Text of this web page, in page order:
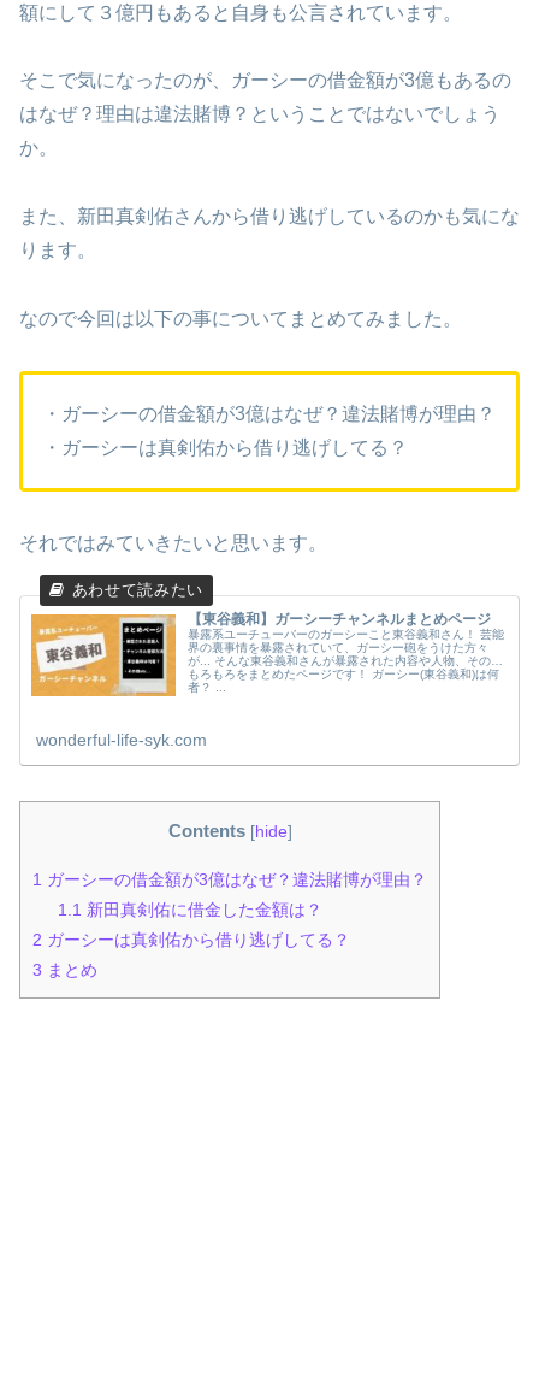
額にして３億円もあると自身も公言されています。
そこで気になったのが、ガーシーの借金額が3億もあるの
はなぜ？理由は違法賭博？ということではないでしょう
か。
また、新田真剣佑さんから借り逃げしているのかも気にな
ります。
なので今回は以下の事についてまとめてみました。
・ガーシーの借金額が3億はなぜ？違法賭博が理由？
・ガーシーは真剣佑から借り逃げしてる？
それではみていきたいと思います。
【東谷義和】ガーシーチャンネルまとめページ
暴露系ユーチューバーのガーシーこと東谷義和さん！ 芸能
界の裏事情を暴露されていて、ガーシー砲をうけた方々
が... そんな東谷義和さんが暴露された内容や人物、その他
もろもろをまとめたページです！ ガーシー(東谷義和)は何
者？ ...
wonderful-life-syk.com
Contents [hide]
1 ガーシーの借金額が3億はなぜ？違法賭博が理由？
1.1 新田真剣佑に借金した金額は？
2 ガーシーは真剣佑から借り逃げしてる？
3 まとめ